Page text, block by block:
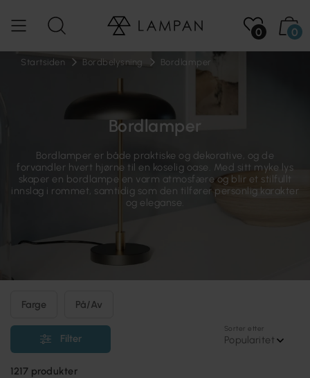
0 0
Startsiden Bordbelysning Bordlamper
Bordlamper
Bordlamper er både praktiske og dekorative, og de
forvandler hvert hjørne til en koselig oase. Med sitt myke lys
skaper en bordlampe en varm atmosfære og blir et stilfullt
innslag i rommet, samtidig som den tilfører personlig karakter
og eleganse.
Filter
Farge På/Av
Sorter etter
Popularitet
1217 produkter